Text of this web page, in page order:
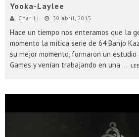
Yooka-Laylee
Char Li 30 abril, 2015
Hace un tiempo nos enteramos que la
momento la mítica serie de 64 Banjo
su mejor momento, formaron un
Games y venían trabajando en una ...